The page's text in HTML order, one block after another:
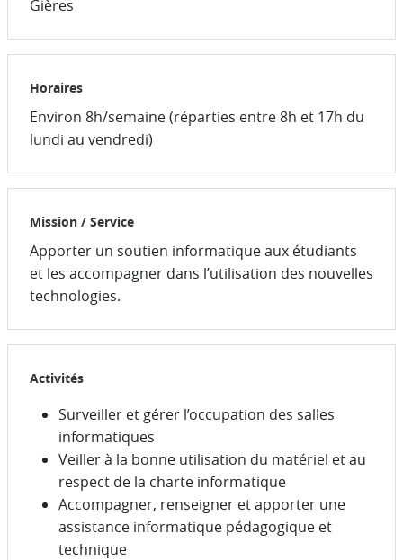
Gières
Horaires
Environ 8h/semaine (réparties entre 8h et 17h du
lundi au vendredi)
Mission / Service
Apporter un soutien informatique aux étudiants
et les accompagner dans l’utilisation des nouvelles
technologies.
Activités
Surveiller et gérer l’occupation des salles
informatiques
Veiller à la bonne utilisation du matériel et au
respect de la charte informatique
Accompagner, renseigner et apporter une
assistance informatique pédagogique et
technique